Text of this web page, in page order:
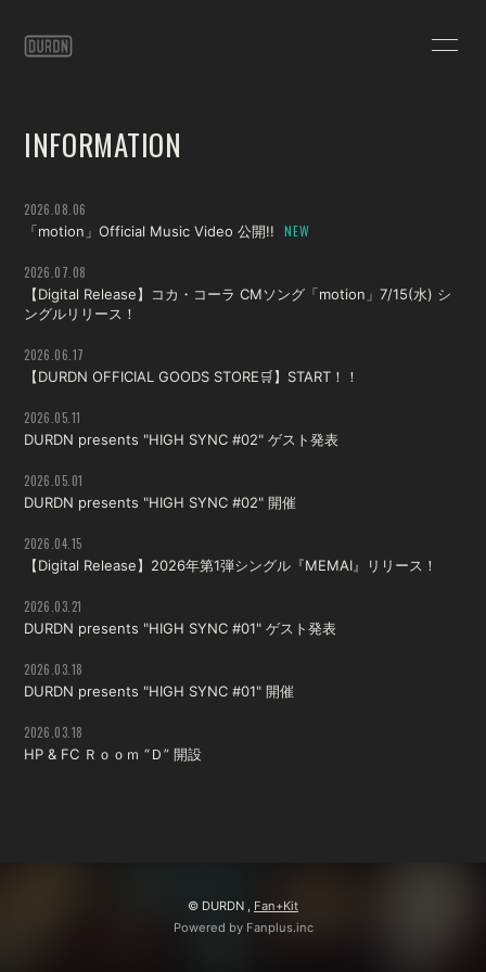
SCHEDULE
VIDEO
BLOG
PHOTO
会員登録 ログイン
INFORMATION
2026.08.06
「motion」Official Music Video 公開!!
2026.07.08
【Digital Release】コカ・コーラ CMソング「motion」7/15(水) シ
ングルリリース！
2026.06.17
【DURDN OFFICIAL GOODS STORE🛒】START！！
2026.05.11
DURDN presents "HIGH SYNC #02" ゲスト発表
2026.05.01
DURDN presents "HIGH SYNC #02" 開催
2026.04.15
【Digital Release】2026年第1弾シングル『MEMAI』リリース！
2026.03.21
DURDN presents "HIGH SYNC #01" ゲスト発表
2026.03.18
DURDN presents "HIGH SYNC #01" 開催
2026.03.18
HP & FC Ｒｏｏｍ “Ｄ” 開設
© DURDN , Fan+Kit
Powered by Fanplus.inc